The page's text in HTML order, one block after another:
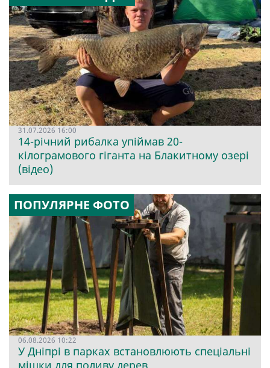
31.07.2026 16:00
14-річний рибалка упіймав 20-
кілограмового гіганта на Блакитному озері
(відео)
ПОПУЛЯРНЕ ФОТО
06.08.2026 10:22
У Дніпрі в парках встановлюють спеціальні
мішки для поливу дерев